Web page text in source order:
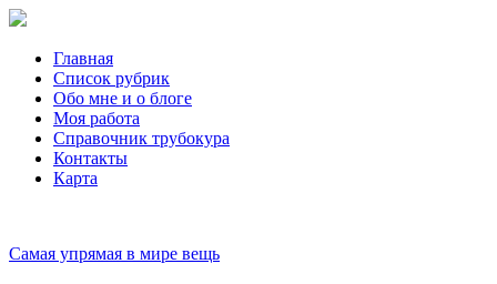
Главная
Список рубрик
Обо мне и о блоге
Моя работа
Справочник трубокура
Контакты
Карта
Самая упрямая в мире вещь